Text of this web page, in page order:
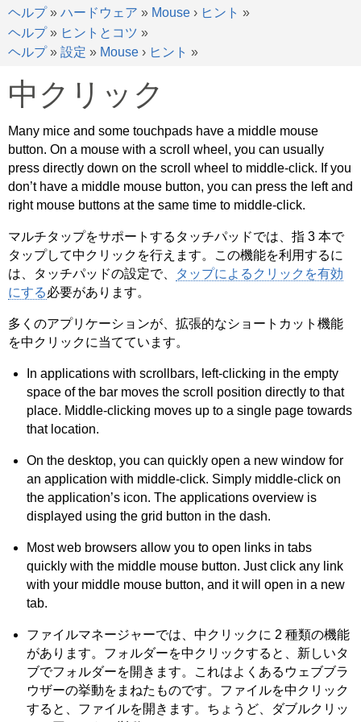
ヘルプ» ハードウェア » Mouse › ヒント »
ヘルプ» ヒントとコツ »
ヘルプ» 設定 » Mouse › ヒント »
中クリック
Many mice and some touchpads have a middle mouse
button. On a mouse with a scroll wheel, you can usually
press directly down on the scroll wheel to middle-click. If you
don’t have a middle mouse button, you can press the left and
right mouse buttons at the same time to middle-click.
マルチタップをサポートするタッチパッドでは、指 3 本で
タップして中クリックを行えます。この機能を利用するに
は、タッチパッドの設定で、
タップによるクリックを有効
にする必要があります。
多くのアプリケーションが、拡張的なショートカット機能
を中クリックに当てています。
In applications with scrollbars, left-clicking in the empty
space of the bar moves the scroll position directly to that
place. Middle-clicking moves up to a single page towards
that location.
On the desktop, you can quickly open a new window for
an application with middle-click. Simply middle-click on
the application’s icon. The applications overview is
displayed using the grid button in the dash.
Most web browsers allow you to open links in tabs
quickly with the middle mouse button. Just click any link
with your middle mouse button, and it will open in a new
tab.
ファイルマネージャーでは、中クリックに 2 種類の機能
があります。フォルダーを中クリックすると、新しいタ
ブでフォルダーを開きます。これはよくあるウェブブラ
ウザーの挙動をまねたものです。ファイルを中クリック
すると、ファイルを開きます。ちょうど、ダブルクリッ